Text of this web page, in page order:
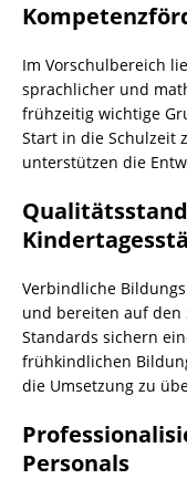
Im Vorschulbereich
sprachlicher und
frühzeitig wichtige
Start in die Schulzeit
unterstützen die
Verbindliche
und bereiten auf den
Standards sichern
frühkindlichen
die Umsetzung zu
Personals